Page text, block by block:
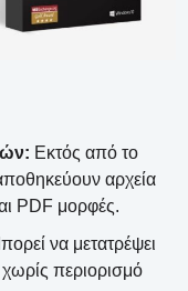
Εκτός από το
αρχεία
PDF μορφές.
να μετατρέψει
περιορισμό